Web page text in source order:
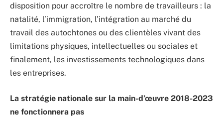
disposition pour accroître le nombre de travailleurs : la
natalité, l’immigration, l’intégration au marché du
travail des autochtones ou des clientèles vivant des
limitations physiques, intellectuelles ou sociales et
finalement, les investissements technologiques dans
les entreprises.
La stratégie nationale sur la main-d’œuvre 2018-2023
ne fonctionnera pas